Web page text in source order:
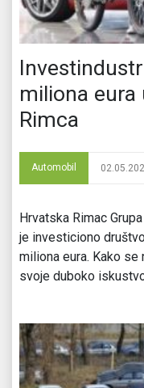
miliona
Rimca
Automobil
Hrvatska Rimac
je investiciono
miliona eura. Kako
svoje duboko